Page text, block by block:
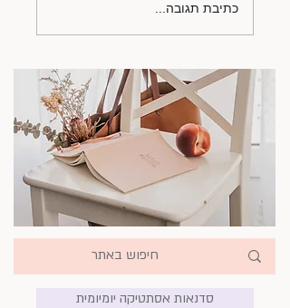
כתיבת תגובה...
סדנאות אסתטיקה יומיומית